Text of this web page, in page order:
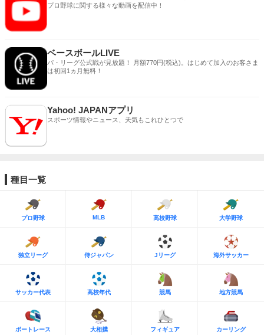
プロ野球に関する様々な動画を配信中！
ベースボールLIVE
パ・リーグ公式戦が見放題！ 月額770円(税込)。はじめて加入のお客さま
は初回1ヵ月無料！
Yahoo! JAPANアプリ
スポーツ情報やニュース、天気もこれひとつで
種目一覧
プロ野球 MLB 高校野球 大学野球
独立リーグ 侍ジャパン Jリーグ 海外サッカー
サッカー代表 高校年代 競馬 地方競馬
ボートレース 大相撲 フィギュア カーリング